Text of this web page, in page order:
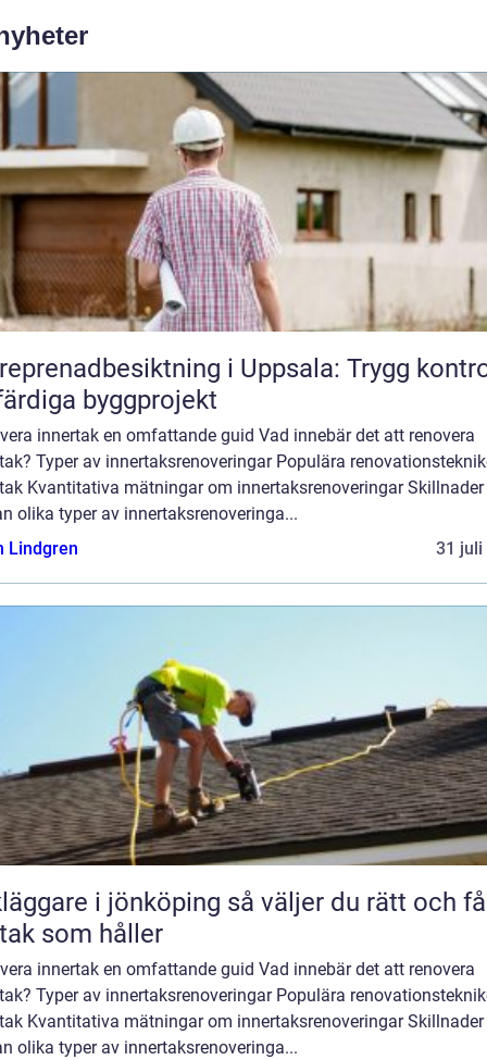
i Uppsala: Trygg
byggprojekt
innertak en omfattande guid Vad innebär det att renovera
Typer av innertaksrenoveringar Populära
Kvantitativa mätningar om innertaksrenoveringar Skillnader
olika typer av innertaksrenoveringa...
Lindgren
31 juli
i jönköping så väljer du rätt och får
som håller
innertak en omfattande guid Vad innebär det att renovera
Typer av innertaksrenoveringar Populära
Kvantitativa mätningar om innertaksrenoveringar Skillnader
olika typer av innertaksrenoveringa...